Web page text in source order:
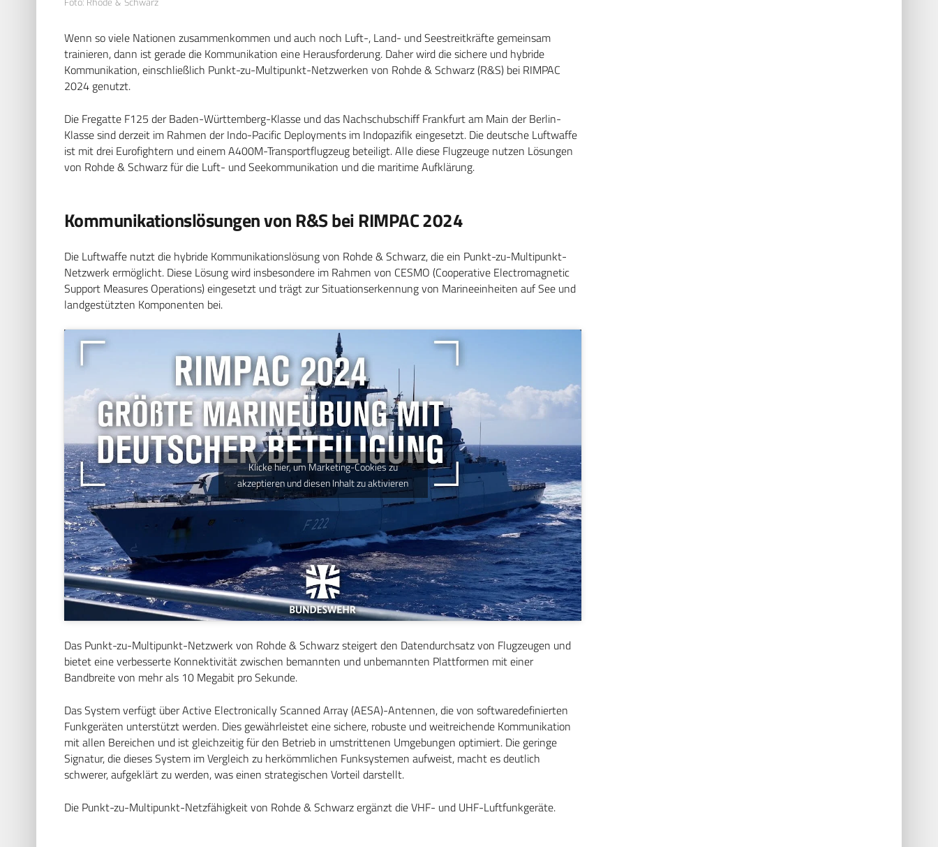
Foto: Rhode & Schwarz
Wenn so viele Nationen zusammenkommen und auch noch Luft-, Land- und Seestreitkräfte gemeinsam
trainieren, dann ist gerade die Kommunikation eine Herausforderung. Daher wird die sichere und hybride
Kommunikation, einschließlich Punkt-zu-Multipunkt-Netzwerken von Rohde & Schwarz (R&S) bei RIMPAC
2024 genutzt.
Die Fregatte F125 der Baden-Württemberg-Klasse und das Nachschubschiff Frankfurt am Main der Berlin-
Klasse sind derzeit im Rahmen der Indo-Pacific Deployments im Indopazifik eingesetzt. Die deutsche Luftwaffe
ist mit drei Eurofightern und einem A400M-Transportflugzeug beteiligt. Alle diese Flugzeuge nutzen Lösungen
von Rohde & Schwarz für die Luft- und Seekommunikation und die maritime Aufklärung.
Kommunikationslösungen von R&S bei RIMPAC 2024
Die Luftwaffe nutzt die hybride Kommunikationslösung von Rohde & Schwarz, die ein Punkt-zu-Multipunkt-
Netzwerk ermöglicht. Diese Lösung wird insbesondere im Rahmen von CESMO (Cooperative Electromagnetic
Support Measures Operations) eingesetzt und trägt zur Situationserkennung von Marineeinheiten auf See und
landgestützten Komponenten bei.
Klicke hier, um Marketing-Cookies zu
akzeptieren und diesen Inhalt zu aktivieren
Das Punkt-zu-Multipunkt-Netzwerk von Rohde & Schwarz steigert den Datendurchsatz von Flugzeugen und
bietet eine verbesserte Konnektivität zwischen bemannten und unbemannten Plattformen mit einer
Bandbreite von mehr als 10 Megabit pro Sekunde.
Das System verfügt über Active Electronically Scanned Array (AESA)-Antennen, die von softwaredefinierten
Funkgeräten unterstützt werden. Dies gewährleistet eine sichere, robuste und weitreichende Kommunikation
mit allen Bereichen und ist gleichzeitig für den Betrieb in umstrittenen Umgebungen optimiert. Die geringe
Signatur, die dieses System im Vergleich zu herkömmlichen Funksystemen aufweist, macht es deutlich
schwerer, aufgeklärt zu werden, was einen strategischen Vorteil darstellt.
Die Punkt-zu-Multipunkt-Netzfähigkeit von Rohde & Schwarz ergänzt die VHF- und UHF-Luftfunkgeräte.